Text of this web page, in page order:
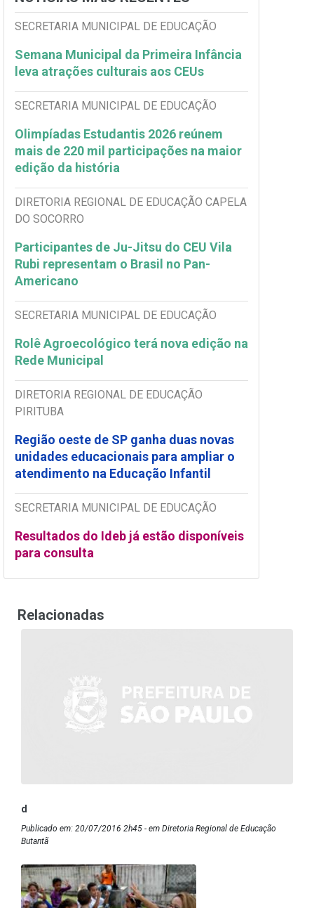
SECRETARIA MUNICIPAL DE EDUCAÇÃO
Semana Municipal da Primeira Infância
leva atrações culturais aos CEUs
SECRETARIA MUNICIPAL DE EDUCAÇÃO
Olimpíadas Estudantis 2026 reúnem
mais de 220 mil participações na maior
edição da história
DIRETORIA REGIONAL DE EDUCAÇÃO CAPELA
DO SOCORRO
Participantes de Ju-Jitsu do CEU Vila
Rubi representam o Brasil no Pan-
Americano
SECRETARIA MUNICIPAL DE EDUCAÇÃO
Rolê Agroecológico terá nova edição na
Rede Municipal
DIRETORIA REGIONAL DE EDUCAÇÃO
PIRITUBA
Região oeste de SP ganha duas novas
unidades educacionais para ampliar o
atendimento na Educação Infantil
SECRETARIA MUNICIPAL DE EDUCAÇÃO
Resultados do Ideb já estão disponíveis
para consulta
Relacionadas
d
Publicado em: 20/07/2016 2h45 - em Diretoria Regional de Educação
Butantã